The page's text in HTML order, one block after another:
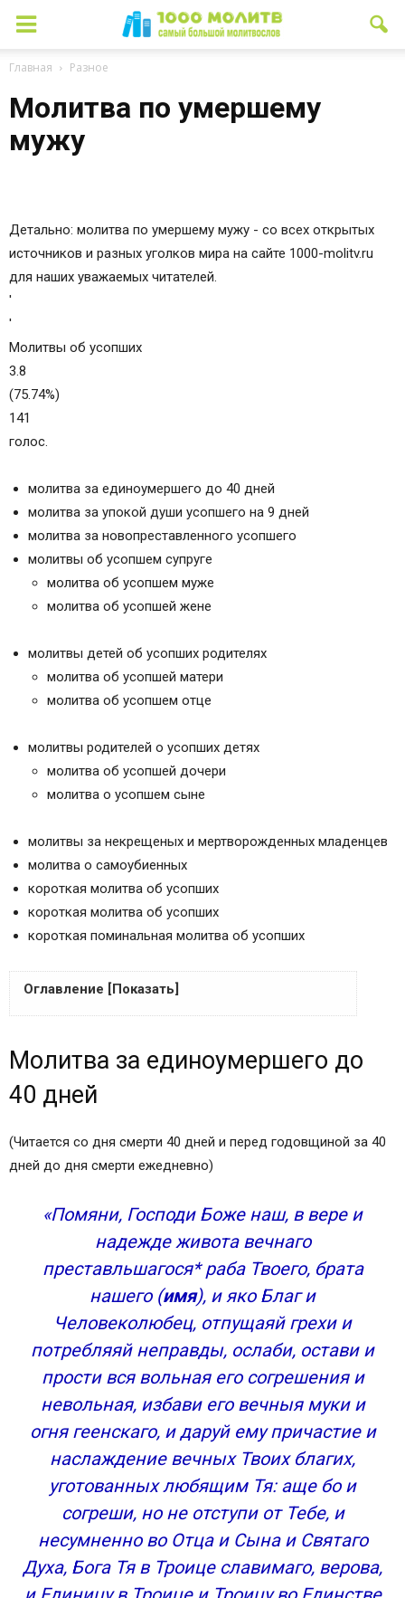
Главная Разное
Молитва по умершему
мужу
Детально: молитва по умершему мужу - со всех открытых
источников и разных уголков мира на сайте 1000-molitv.ru
для наших уважаемых читателей.
'
'
Молитвы об усопших
3.8
(75.74%)
141
голос.
молитва за единоумершего до 40 дней
молитва за упокой души усопшего на 9 дней
молитва за новопреставленного усопшего
молитвы об усопшем супруге
молитва об усопшем муже
молитва об усопшей жене
молитвы детей об усопших родителях
молитва об усопшей матери
молитва об усопшем отце
молитвы родителей о усопших детях
молитва об усопшей дочери
молитва о усопшем сыне
молитвы за некрещеных и мертворожденных младенцев
молитва о самоубиенных
короткая молитва об усопших
короткая молитва об усопших
короткая поминальная молитва об усопших
Оглавление [Показать]
Молитва за упокой души усопшего на 9 дней
Молитва за новопреставленного усопшего
Молитвы об усопшем супруге
Молитва об усопшей жене
Молитвы детей об усопших родителях
Молитва об усопшем отце
Молитвы родителей о усопших детях
Молитва об усопшей дочери
Молитва о усопшем сыне
Молитва за некрещеных и мертворожденных
младенцев
Молитва о самоубиенных
Короткая молитва об усопших
Короткая поминальная молитва об усопших
Сохранить молитвы в социальных сетях:
Молитва вдовы об усопшем супруге
Авторизуйтесь
Особенное: Молитва мужа об умершей жене
Молитва вдовы об усопшем муже — как
пережить утрату
Как вдове пережить потерю мужа. Какие
Молитва за единоумершего до
40 дней
(Читается со дня смерти 40 дней и перед годовщиной за 40
дней до дня смерти ежедневно)
«Помяни, Господи Боже наш, в вере и
надежде живота вечнаго
преставльшагося* раба Твоего, брата
нашего (имя), и яко Благ и
Человеколюбец, отпущаяй грехи и
потребляяй неправды, ослаби, остави и
прости вся вольная его согрешения и
невольная, избави его вечныя муки и
огня геенскаго, и даруй ему причастие и
наслаждение вечных Твоих благих,
уготованных любящим Тя: аще бо и
согреши, но не отступи от Тебе, и
несумненно во Отца и Сына и Святаго
Духа, Бога Тя в Троице славимаго, верова,